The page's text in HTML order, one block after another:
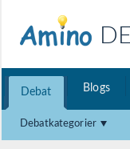
Debat Blogs
Debatkategorier